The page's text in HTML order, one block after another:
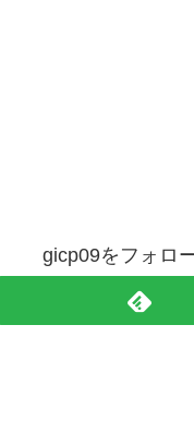
gicp09をフォロ